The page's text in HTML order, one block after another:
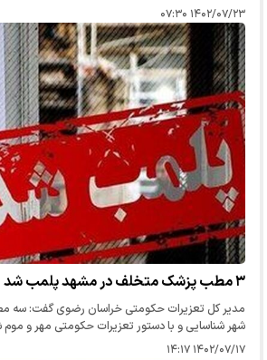
۱۴۰۲/۰۷/۲۳ ۰۷:۳۰
۳ مطب پزشک متخلف در مشهد پلمب شد
مدیر کل تعزیرات حکومتی خراسان رضوی گفت: سه
شهر شناسایی و با دستور تعزیرات حکومتی مهر و
۱۴۰۲/۰۷/۱۷ ۱۴:۱۷